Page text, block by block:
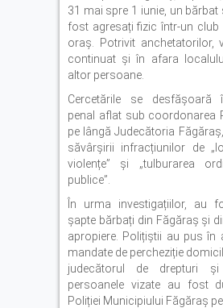
31 mai spre 1 iunie, un bărbat
fost agresați fizic într-un club
oraș. Potrivit anchetatorilor,
continuat și în afara
altor persoane.
Cercetările se desfășoară
penal aflat sub coordonarea
pe lângă Judecătoria
săvârșirii infracțiunilor de
violențe” și „tulburarea
publice”.
În urma investigațiilor, au
șapte bărbați din Făgăraș și
apropiere. Polițiștii au pus în
mandate de percheziție
judecătorul de drepturi
persoanele vizate au fost
Poliției Municipiului Făgăraș